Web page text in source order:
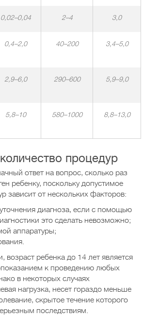
0,02–0,04 2–4 3,0
0,4–2,0 40–200 3,4–5,0
2,9–6,0 290–600 5,9–9,0
5,8–10 580–1000 8,8–13,0
процедур
ответ на вопрос, сколько раз
ребенку, поскольку допустимое
зависит от нескольких факторов:
диагноза, если с помощью
это сделать невозможно;
аппаратуры;
возраст ребенка до 14 лет является
к проведению любых
в некоторых случаях
нагрузка, несет гораздо меньше
скрытое течение которого
последствиям.